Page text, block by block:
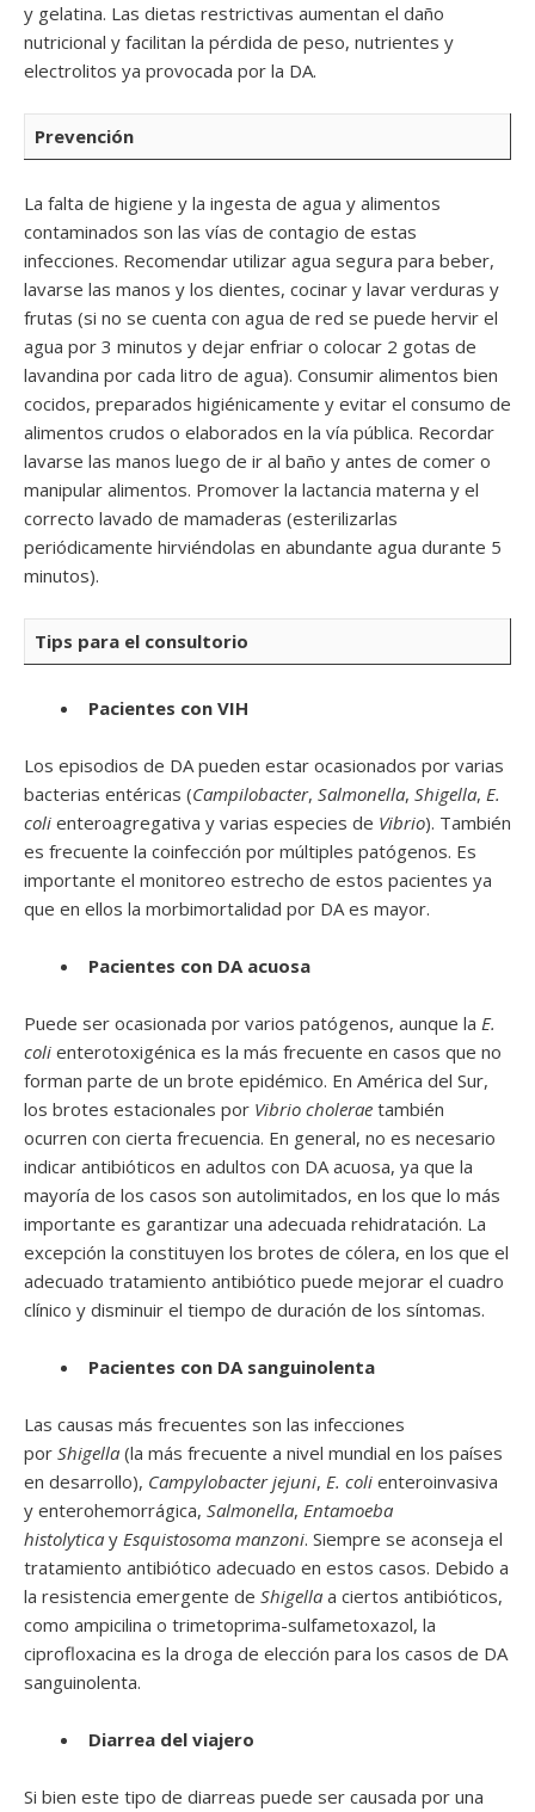
y gelatina. Las dietas restrictivas aumentan el daño
nutricional y facilitan la pérdida de peso, nutrientes y
electrolitos ya provocada por la DA.
Prevención
La falta de higiene y la ingesta de agua y alimentos
contaminados son las vías de contagio de estas
infecciones. Recomendar utilizar agua segura para beber,
lavarse las manos y los dientes, cocinar y lavar verduras y
frutas (si no se cuenta con agua de red se puede hervir el
agua por 3 minutos y dejar enfriar o colocar 2 gotas de
lavandina por cada litro de agua). Consumir alimentos bien
cocidos, preparados higiénicamente y evitar el consumo de
alimentos crudos o elaborados en la vía pública. Recordar
lavarse las manos luego de ir al baño y antes de comer o
manipular alimentos. Promover la lactancia materna y el
correcto lavado de mamaderas (esterilizarlas
periódicamente hirviéndolas en abundante agua durante 5
minutos).
Tips para el consultorio
Pacientes con VIH
Los episodios de DA pueden estar ocasionados por varias
bacterias entéricas (Campilobacter, Salmonella, Shigella, E.
coli enteroagregativa y varias especies de Vibrio). También
es frecuente la coinfección por múltiples patógenos. Es
importante el monitoreo estrecho de estos pacientes ya
que en ellos la morbimortalidad por DA es mayor.
Pacientes con DA acuosa
Puede ser ocasionada por varios patógenos, aunque la E.
coli enterotoxigénica es la más frecuente en casos que no
forman parte de un brote epidémico. En América del Sur,
los brotes estacionales por Vibrio cholerae también
ocurren con cierta frecuencia. En general, no es necesario
indicar antibióticos en adultos con DA acuosa, ya que la
mayoría de los casos son autolimitados, en los que lo más
importante es garantizar una adecuada rehidratación. La
excepción la constituyen los brotes de cólera, en los que el
adecuado tratamiento antibiótico puede mejorar el cuadro
clínico y disminuir el tiempo de duración de los síntomas.
Pacientes con DA sanguinolenta
Las causas más frecuentes son las infecciones
por Shigella (la más frecuente a nivel mundial en los países
en desarrollo), Campylobacter jejuni, E. coli enteroinvasiva
y enterohemorrágica, Salmonella, Entamoeba
histolytica y Esquistosoma manzoni. Siempre se aconseja el
tratamiento antibiótico adecuado en estos casos. Debido a
la resistencia emergente de Shigella a ciertos antibióticos,
como ampicilina o trimetoprima-sulfametoxazol, la
ciprofloxacina es la droga de elección para los casos de DA
sanguinolenta.
Diarrea del viajero
Si bien este tipo de diarreas puede ser causada por una